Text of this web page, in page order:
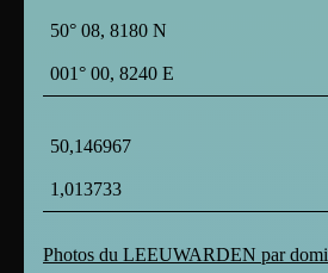
50° 08, 8180 N
001° 00, 8240 E
50,146967
1,013733
Photos du LEEUWARDEN par domi